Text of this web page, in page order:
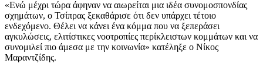
«Ενώ μέχρι τώρα άφηναν να αιωρείται μια ιδέα συνομοσπονδίας
σχημάτων, ο Τσίπρας ξεκαθάρισε ότι δεν υπάρχει τέτοιο
ενδεχόμενο. Θέλει να κάνει ένα κόμμα που να ξεπεράσει
αγκυλώσεις, ελιτίστικες νοοτροπίες περίκλειστων κομμάτων και να
συνομιλεί πιο άμεσα με την κοινωνία» κατέληξε ο Νίκος
Μαραντζίδης.